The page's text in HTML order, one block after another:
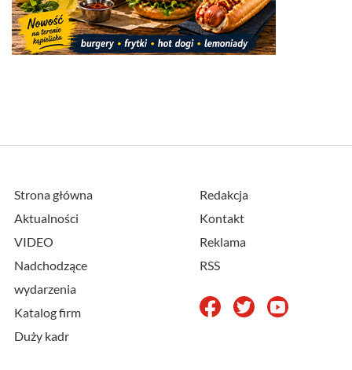
Strona główna
Aktualności
VIDEO
Nadchodzące
wydarzenia
Katalog firm
Duży kadr
Redakcja
Kontakt
Reklama
RSS